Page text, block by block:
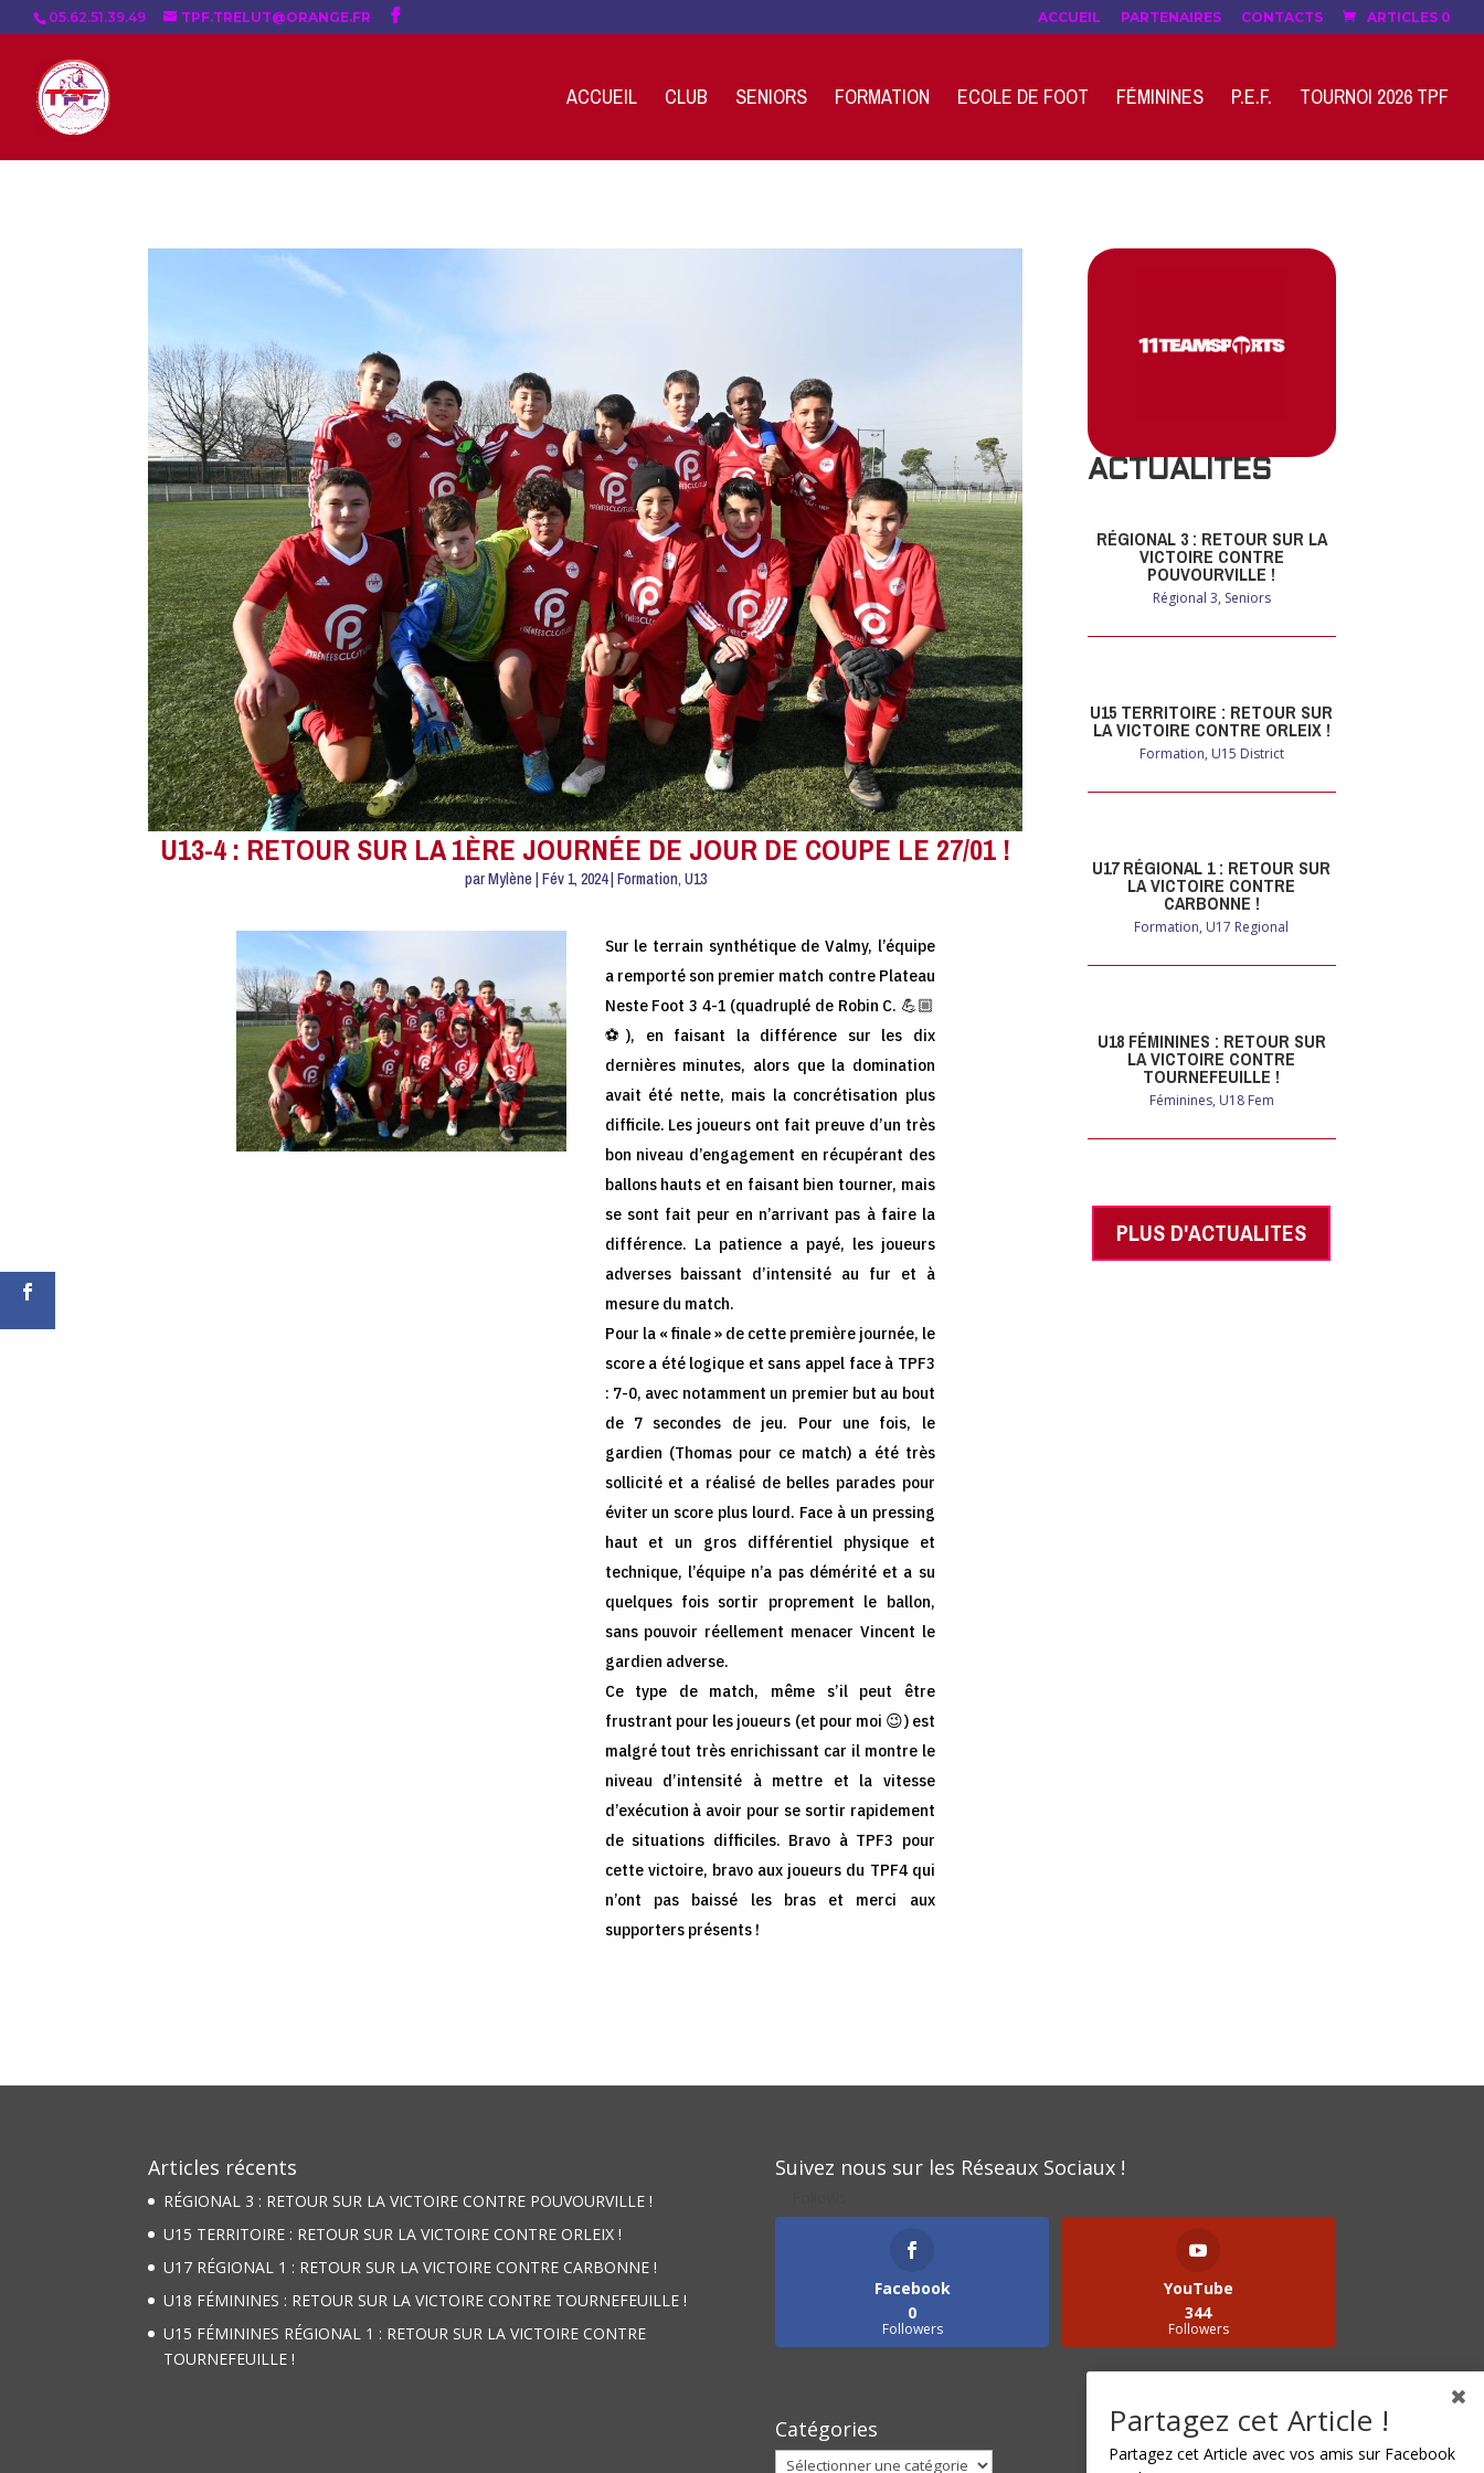
05.62.51.39.49 TPF.TRELUT@ORANGE.FR ACCUEIL PARTENAIRES CONTACTS ARTICLES 0
ACCUEIL CLUB SENIORS FORMATION ECOLE DE FOOT FÉMININES P.E.F. TOURNOI 2026 TPF
U13-4 : RETOUR SUR LA 1ÈRE JOURNÉE DE JOUR DE COUPE LE 27/01 !
parMylène | Fév 1, 2024| Formation, U13
Facebook
Sur le terrain synthétique de Valmy, l’équipe
a remporté son premier match contre Plateau
Neste Foot 3 4-1 (quadruplé de Robin C. 💪🏼
⚽), en faisant la différence sur les dix
dernières minutes, alors que la domination
avait été nette, mais la concrétisation plus
difficile. Les joueurs ont fait preuve d’un très
bon niveau d’engagement en récupérant des
ballons hauts et en faisant bien tourner, mais
se sont fait peur en n’arrivant pas à faire la
différence. La patience a payé, les joueurs
adverses baissant d’intensité au fur et à
mesure du match.
Pour la « finale » de cette première journée, le
score a été logique et sans appel face à TPF3
: 7-0, avec notamment un premier but au bout
de 7 secondes de jeu. Pour une fois, le
gardien (Thomas pour ce match) a été très
sollicité et a réalisé de belles parades pour
éviter un score plus lourd. Face à un pressing
haut et un gros différentiel physique et
technique, l’équipe n’a pas démérité et a su
quelques fois sortir proprement le ballon,
sans pouvoir réellement menacer Vincent le
gardien adverse.
Ce type de match, même s’il peut être
frustrant pour les joueurs (et pour moi 😉) est
malgré tout très enrichissant car il montre le
niveau d’intensité à mettre et la vitesse
d’exécution à avoir pour se sortir rapidement
de situations difficiles. Bravo à TPF3 pour
cette victoire, bravo aux joueurs du TPF4 qui
n’ont pas baissé les bras et merci aux
supporters présents !
ACTUALITES
RÉGIONAL 3 : RETOUR SUR LA
VICTOIRE CONTRE
POUVOURVILLE !
Régional 3, Seniors
U15 TERRITOIRE : RETOUR SUR
LA VICTOIRE CONTRE ORLEIX !
Formation, U15 District
U17 RÉGIONAL 1 : RETOUR SUR
LA VICTOIRE CONTRE
CARBONNE !
Formation, U17 Regional
U18 FÉMININES : RETOUR SUR
LA VICTOIRE CONTRE
TOURNEFEUILLE !
Féminines, U18 Fem
PLUS D'ACTUALITES
Articles récents
RÉGIONAL 3 : RETOUR SUR LA VICTOIRE CONTRE POUVOURVILLE !
U15 TERRITOIRE : RETOUR SUR LA VICTOIRE CONTRE ORLEIX !
U17 RÉGIONAL 1 : RETOUR SUR LA VICTOIRE CONTRE CARBONNE !
U18 FÉMININES : RETOUR SUR LA VICTOIRE CONTRE TOURNEFEUILLE !
U15 FÉMININES RÉGIONAL 1 : RETOUR SUR LA VICTOIRE CONTRE
TOURNEFEUILLE !
Suivez nous sur les Réseaux Sociaux !
Facebook
0
Followers
YouTube
344
Followers
Catégories
Catégories
Partagez cet Article !
Partagez cet Article avec vos amis sur Facebook